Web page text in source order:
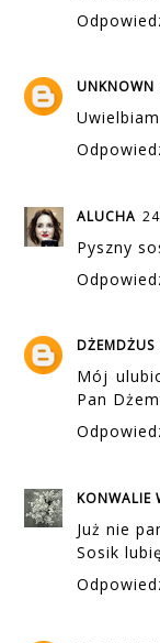
UNKNOWN
ALUCHA
Pyszny
DŻEMDŻUS
Mój
Pan
KONWALIE
Już nie
Sosik